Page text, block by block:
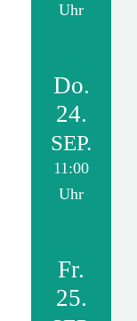
Uhr
Do.
24.
SEP.
11:00
Uhr
Fr.
25.